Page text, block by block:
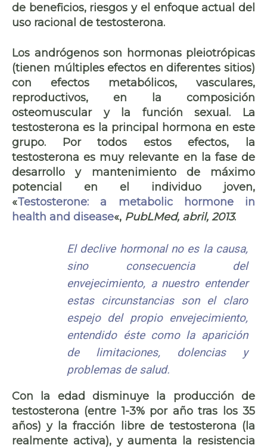
de beneficios, riesgos y el enfoque actual del
uso racional de testosterona.
Los andrógenos son hormonas pleiotrópicas
(tienen múltiples efectos en diferentes sitios)
con efectos metabólicos, vasculares,
reproductivos, en la composición
osteomuscular y la función sexual. La
testosterona es la principal hormona en este
grupo. Por todos estos efectos, la
testosterona es muy relevante en la fase de
desarrollo y mantenimiento de máximo
potencial en el individuo joven,
«Testosterone: a metabolic hormone in
health and disease«, PubLMed, abril, 2013.
El declive hormonal no es la causa,
sino consecuencia del
envejecimiento, a nuestro entender
estas circunstancias son el claro
espejo del propio envejecimiento,
entendido éste como la aparición
de limitaciones, dolencias y
problemas de salud.
Con la edad disminuye la producción de
testosterona (entre 1-3% por año tras los 35
años) y la fracción libre de testosterona (la
realmente activa), y aumenta la resistencia